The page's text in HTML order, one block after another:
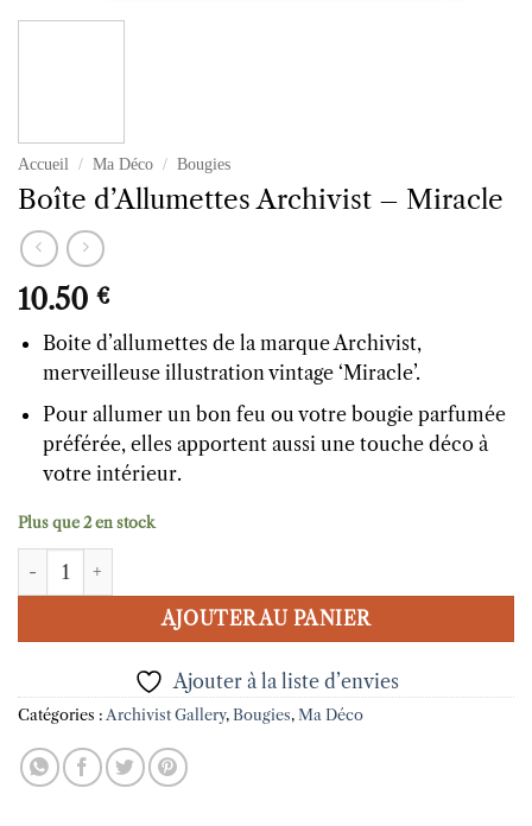
Accueil / Ma Déco / Bougies
Boîte d’Allumettes Archivist – Miracle
10.50 €
Boite d’allumettes de la marque Archivist,
merveilleuse illustration vintage ‘Miracle’.
Pour allumer un bon feu ou votre bougie parfumée
préférée, elles apportent aussi une touche déco à
votre intérieur.
Plus que 2 en stock
quantité de Boîte d'Allumettes Archivist - Miracle
AJOUTER AU PANIER
Ajouter à la liste d’envies
Catégories : Archivist Gallery, Bougies, Ma Déco